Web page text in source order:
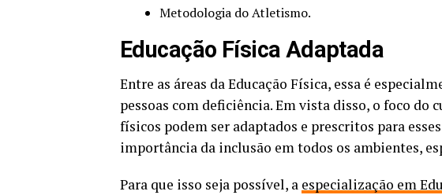
Metodologia do Atletismo.
Educação Física Adaptada
Entre as áreas da Educação Física, essa é
pessoas com deficiência. Em vista disso, o foco do
físicos podem ser adaptados e prescritos para
importância da inclusão em todos os ambientes,
Para que isso seja possível, a especialização em